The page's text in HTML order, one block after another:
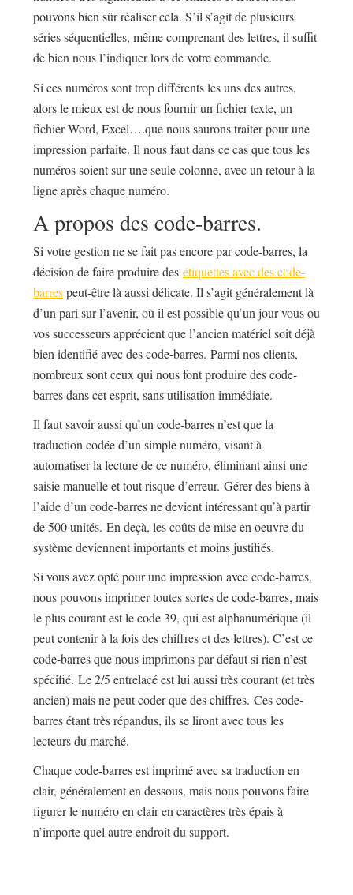
pouvons bien sûr réaliser cela. S’il s’agit de plusieurs
séries séquentielles, même comprenant des lettres, il suffit
de bien nous l’indiquer lors de votre commande.
Si ces numéros sont trop différents les uns des autres,
alors le mieux est de nous fournir un fichier texte, un
fichier Word, Excel….que nous saurons traiter pour une
impression parfaite. Il nous faut dans ce cas que tous les
numéros soient sur une seule colonne, avec un retour à la
ligne après chaque numéro.
A propos des code-barres.
Si votre gestion ne se fait pas encore par code-barres, la
décision de faire produire des étiquettes avec des code-
barrespeut-être là aussi délicate. Il s’agit généralement là
d’un pari sur l’avenir, où il est possible qu’un jour vous ou
vos successeurs apprécient que l’ancien matériel soit déjà
bien identifié avec des code-barres. Parmi nos clients,
nombreux sont ceux qui nous font produire des code-
barres dans cet esprit, sans utilisation immédiate.
Il faut savoir aussi qu’un code-barres n’est que la
traduction codée d’un simple numéro, visant à
automatiser la lecture de ce numéro, éliminant ainsi une
saisie manuelle et tout risque d’erreur. Gérer des biens à
l’aide d’un code-barres ne devient intéressant qu’à partir
de 500 unités. En deçà, les coûts de mise en oeuvre du
système deviennent importants et moins justifiés.
Si vous avez opté pour une impression avec code-barres,
nous pouvons imprimer toutes sortes de code-barres, mais
le plus courant est le code 39, qui est alphanumérique (il
peut contenir à la fois des chiffres et des lettres). C’est ce
code-barres que nous imprimons par défaut si rien n’est
spécifié. Le 2/5 entrelacé est lui aussi très courant (et très
ancien) mais ne peut coder que des chiffres. Ces code-
barres étant très répandus, ils se liront avec tous les
lecteurs du marché.
Chaque code-barres est imprimé avec sa traduction en
clair, généralement en dessous, mais nous pouvons faire
figurer le numéro en clair en caractères très épais à
n’importe quel autre endroit du support.